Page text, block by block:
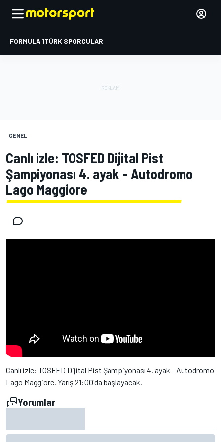
FORMULA 1TÜRK SPORCULAR
GENEL
Canlı izle: TOSFED Dijital Pist
Şampiyonası 4. ayak - Autodromo
Lago Maggiore
Canlı izle: TOSFED Dijital Pist Şampiyonası 4. ayak - Autodromo
Lago Maggiore. Yarış 21:00'da başlayacak.
Yorumlar